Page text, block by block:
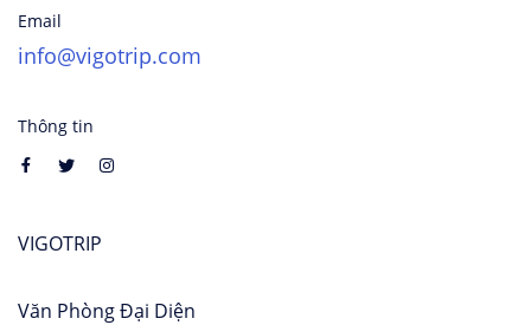
Email
info@vigotrip.com
Thông tin
VIGOTRIP
Văn Phòng Đại Diện